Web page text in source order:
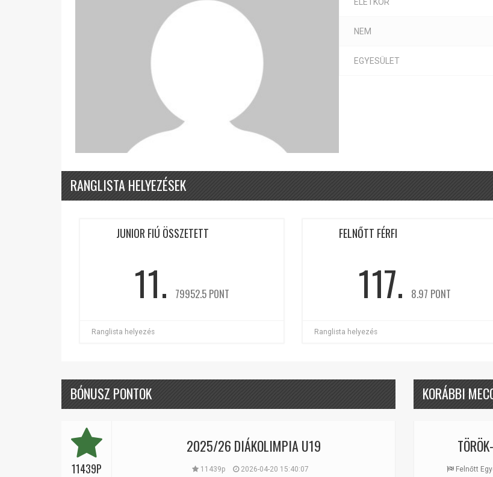
NEM
EGYESÜLET
RANGLISTA HELYEZÉSEK
JUNIOR FIÚ ÖSSZETETT
11. 79952.5 PONT
Ranglista helyezés
FELNŐTT FÉRFI
117. 8.97 PONT
Ranglista helyezés
BÓNUSZ PONTOK
2025/26 DIÁKOLIMPIA U19
11439p 2026-04-20 15:40:07
11439P
KORÁBBI
Felnőtt